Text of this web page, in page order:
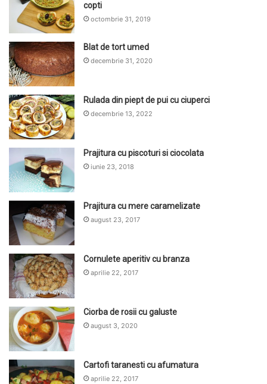
copti
octombrie 31, 2019
Blat de tort umed
decembrie 31, 2020
Rulada din piept de pui cu ciuperci
decembrie 13, 2022
Prajitura cu piscoturi si ciocolata
iunie 23, 2018
Prajitura cu mere caramelizate
august 23, 2017
Cornulete aperitiv cu branza
aprilie 22, 2017
Ciorba de rosii cu galuste
august 3, 2020
Cartofi taranesti cu afumatura
aprilie 22, 2017